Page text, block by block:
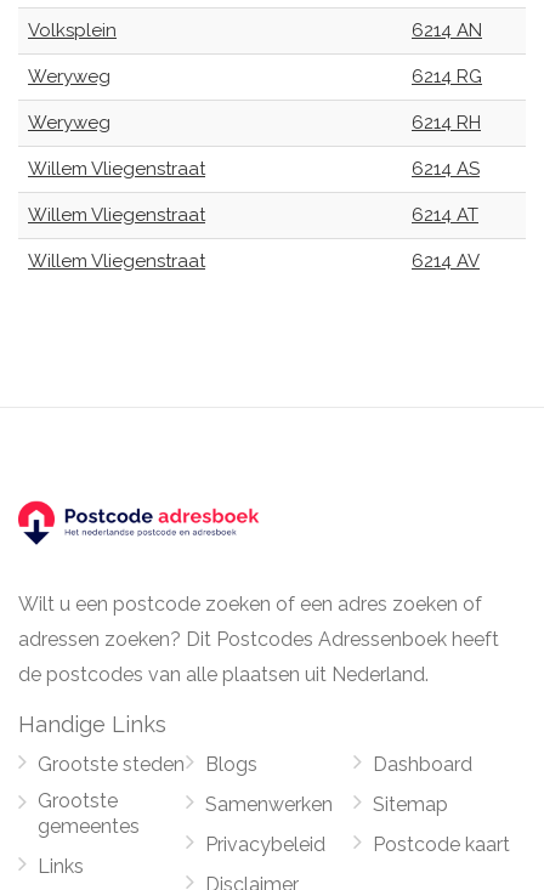
Volksplein 6214 AN
Weryweg 6214 RG
Weryweg 6214 RH
Willem Vliegenstraat 6214 AS
Willem Vliegenstraat 6214 AT
Willem Vliegenstraat 6214 AV
Wilt u een postcode zoeken of een adres zoeken of
adressen zoeken? Dit Postcodes Adressenboek heeft
de postcodes van alle plaatsen uit Nederland.
Handige Links
Grootste steden
Grootste
gemeentes
Links
Blogs
Samenwerken
Privacybeleid
Disclaimer
Dashboard
Sitemap
Postcode kaart